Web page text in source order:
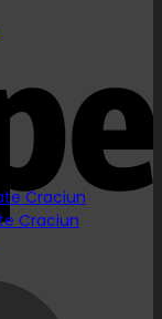
Craciun
Craciun